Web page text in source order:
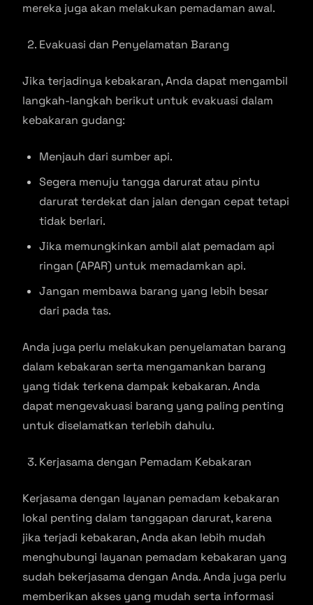
mereka juga akan melakukan pemadaman awal.
Evakuasi dan Penyelamatan Barang
Jika terjadinya kebakaran, Anda dapat mengambil
langkah-langkah berikut untuk evakuasi dalam
kebakaran gudang:
Menjauh dari sumber api.
Segera menuju tangga darurat atau pintu
darurat terdekat dan jalan dengan cepat tetapi
tidak berlari.
Jika memungkinkan ambil alat pemadam api
ringan (APAR) untuk memadamkan api.
Jangan membawa barang yang lebih besar
dari pada tas.
Anda juga perlu melakukan penyelamatan barang
dalam kebakaran serta mengamankan barang
yang tidak terkena dampak kebakaran. Anda
dapat mengevakuasi barang yang paling penting
untuk diselamatkan terlebih dahulu.
Kerjasama dengan Pemadam Kebakaran
Kerjasama dengan layanan pemadam kebakaran
lokal penting dalam tanggapan darurat, karena
jika terjadi kebakaran, Anda akan lebih mudah
menghubungi layanan pemadam kebakaran yang
sudah bekerjasama dengan Anda. Anda juga perlu
memberikan akses yang mudah serta informasi